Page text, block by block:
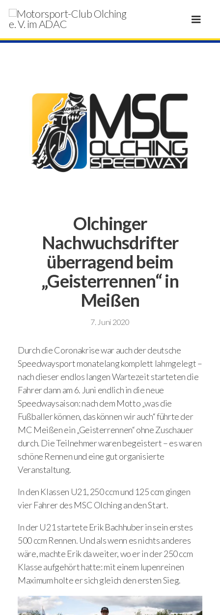
Olchinger
Nachwuchsdrifter
überragend beim
„Geisterrennen“ in
Meißen
7. Juni 2020
Durch die Coronakrise war auch der deutsche
Speedwaysport monatelang komplett lahmgelegt –
nach dieser endlos langen Wartezeit starteten die
Fahrer dann am 6. Juni endlich in die neue
Speedwaysaison: nach dem Motto „was die
Fußballer können, das können wir auch“ führte der
MC Meißen ein „Geisterrennen“ ohne Zuschauer
durch. Die Teilnehmer waren begeistert – es waren
schöne Rennen und eine gut organisierte
Veranstaltung.
In den Klassen U21, 250 ccm und 125 ccm gingen
vier Fahrer des MSC Olching an den Start.
In der U21 startete Erik Bachhuber in sein erstes
500 ccm Rennen. Und als wenn es nichts anderes
wäre, machte Erik da weiter, wo er in der 250 ccm
Klasse aufgehört hatte: mit einem lupenreinen
Maximum holte er sich gleich den ersten Sieg.